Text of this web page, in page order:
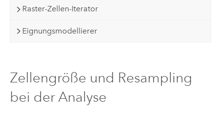
Raster-Zellen-Iterator
Eignungsmodellierer
Zellengröße und Resampling
bei der Analyse